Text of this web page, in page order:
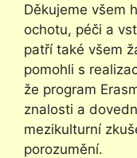
Děkujeme všem
ochotu, péči a
patří také všem
pomohli s
že program
znalosti a
mezikulturní
porozumění.